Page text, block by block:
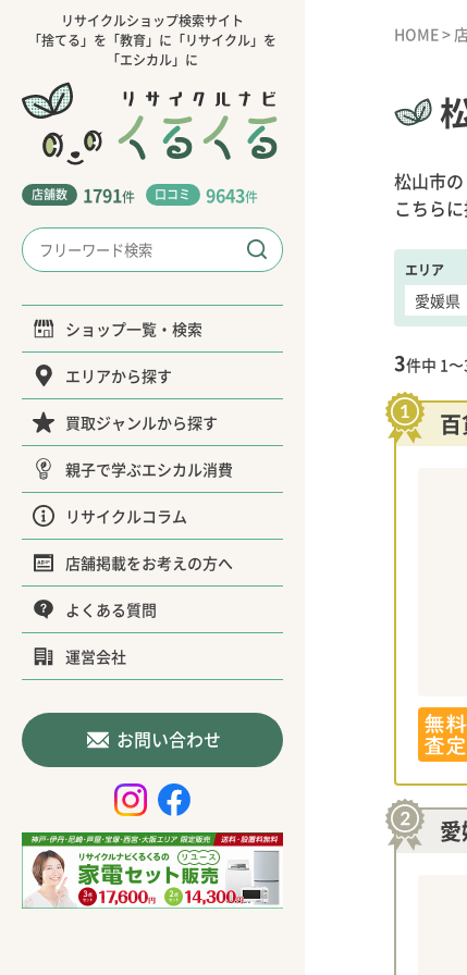
リサイクルショップ検索サイト
「捨てる」を「教育」に「リサイクル」を
「エシカル」に
店舗数 1791件 口コミ 9643件
ショップ一覧・検索
エリアから探す
買取ジャンルから探す
親子で学ぶエシカル消費
リサイクルコラム
店舗掲載をお考えの方へ
よくある質問
運営会社
お問い合わせ
HOME>
松山市
こちら
エリア
3件中 1